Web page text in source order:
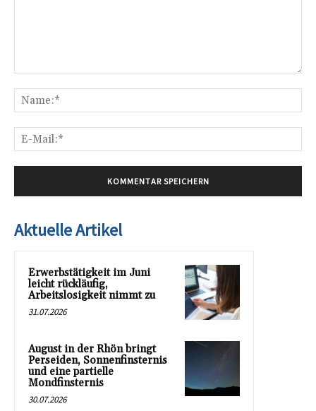
Aktuelle Artikel
Erwerbstätigkeit im Juni
leicht rückläufig,
Arbeitslosigkeit nimmt zu
31.07.2026
August in der Rhön bringt
Perseiden, Sonnenfinsternis
und eine partielle
Mondfinsternis
30.07.2026